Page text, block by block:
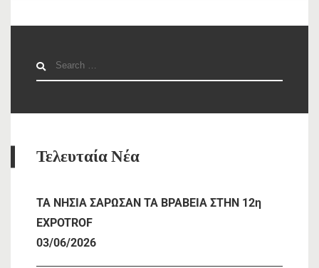
Search
for:
Τελευταία Νέα
TA NHΣΙΑ ΣΑΡΩΣΑΝ ΤΑ ΒΡΑΒΕΙΑ ΣΤΗΝ 12η
EXPOTROF
03/06/2026